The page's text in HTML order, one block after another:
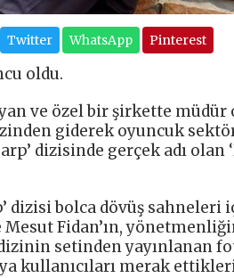
Twitter WhatsApp Pinterest
oldu.
ve özel bir şirkette müdür
giderek oyuncuk
dizisinde gerçek adı olan
dizisi bolca dövüş sahneleri
Mesut Fidan’ın,
setinden yayınlanan
kullanıcıları merak